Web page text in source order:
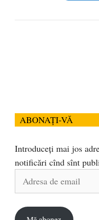
ABONAȚI-VĂ
Introduceți mai jos
notificări cînd sînt
Adresa